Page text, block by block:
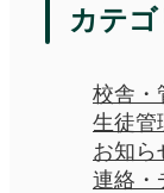
カテ
連絡・
お知ら
校舎・
生徒管